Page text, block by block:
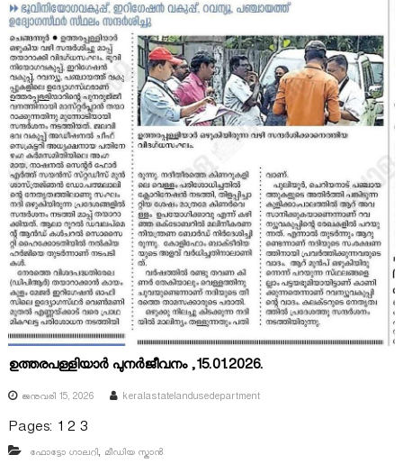
ഉത്തരപള്ളിയാർ പുനർജീവനം ,15.01.2026.
ജനുവരി 15, 2026 keralastatelandusedepartment
Pages: 1 2 3
ഫോട്ടോ ഗാലറി, മീഡിയ സ്കാൻ